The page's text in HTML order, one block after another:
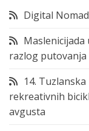
Digital
Maslenicijada
razlog putovanja
14.
rekreativnih
avgusta